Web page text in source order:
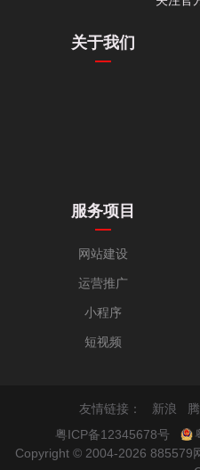
关于我们
服务项目
网站建设
运营推广
小程序
短视频
友情链接： 新浪
粤ICP备12345678号
Copyright © 2004-2026 885579